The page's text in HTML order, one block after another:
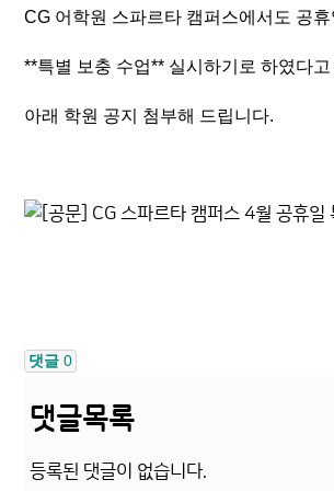
CG 어학원 스파르타 캠퍼스에서도 공
**특별 보충 수업** 실시하기로 하였다고
아래 학원 공지 첨부해 드립니다.
댓글 0
댓글목록
등록된 댓글이 없습니다.